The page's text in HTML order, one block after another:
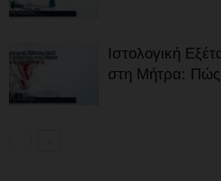
Ιστολογική
στη Μήτρα: Πώς